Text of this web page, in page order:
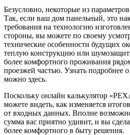
Безусловно, некоторые из
Так, если ваш дом панельный, это
требования на технологию
стороны, вы можете по своему
технические особенности будущих
теплую конструкцию или
более комфортного проживания
проезжей частью. Узнать подробнее
можно здесь.
Поскольку онлайн калькулятор
можете видеть, как изменяется
от входных данных. Вполне
сумма вас приятно удивит, и вы
более комфортного в быту решения.